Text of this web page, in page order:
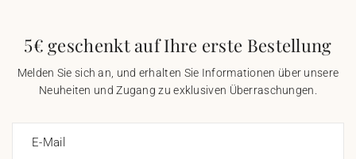
5€ geschenkt auf Ihre erste Bestellung
Melden Sie sich an, und erhalten Sie Informationen über unsere
Neuheiten und Zugang zu exklusiven Überraschungen.
E-Mail